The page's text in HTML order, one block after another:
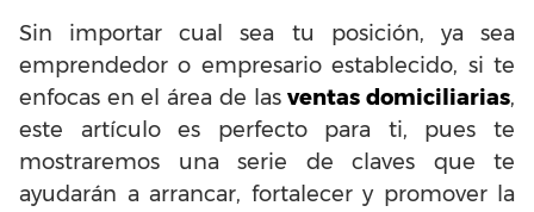
Sin importar cual sea tu posición, ya sea
emprendedor o empresario establecido, si te
enfocas en el área de lasventas domiciliarias,
este artículo es perfecto para ti, pues te
mostraremos una serie de claves que te
ayudarán a arrancar, fortalecer y promover la